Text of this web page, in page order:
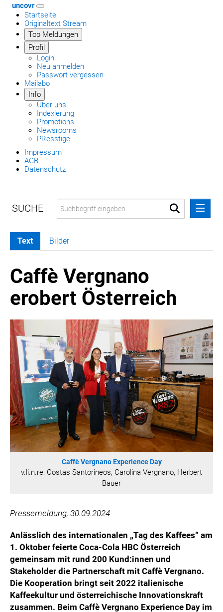
uncovr
Startseite
Originaltext Stream
Top Meldungen
Profil
Login
Neu anmelden
Passwort vergessen
Mailabo
Info
Über uns
Indexierung
Promotions
Newsrooms
PResstige
Impressum
AGB
Datenschutz
MELDUNGEN
COCA-COLA
COCA-COLA HBC ÖSTERREICH
Nemiroff
Padre Azul
The Famous Grouse
Ron Barceló
Costa Coffee
Glendalough
Caffè Vergnano
Naked Malt
Finlandia
RÖMERQUELLE
ÖSTERREICHISCHE SPORTHILFE
KESCH
CULINARIUS
VIER HOCH VIER
ALFIES
HANNERSBERG
WILHELM-EXNER-MEDAILLEN STIFTUNG
ADMIRAL SPORTWETTEN
Text Bilder
Caffè Vergnano
erobert Österreich
Caffè Vergnano Experience Day
v.li.n.re: Costas Santorineos, Carolina Vergnano, Herbert
Bauer
Pressemeldung, 30.09.2024
Anlässlich des internationalen „Tag des Kaffees“ am
1. Oktober feierte Coca-Cola HBC Österreich
gemeinsam mit rund 200 Kund:innen und
Stakeholder die Partnerschaft mit Caffè Vergnano.
Die Kooperation bringt seit 2022 italienische
Kaffeekultur und österreichische Innovationskraft
zusammen. Beim Caffè Vergnano Experience Day im